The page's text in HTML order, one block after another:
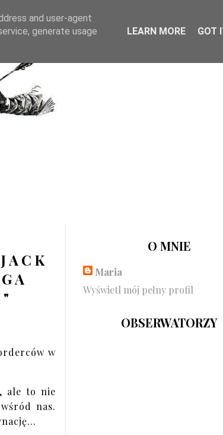
w
ale to nie
nas.
O MNIE
Maria
Wyświetl mój pełny profil
OBSERWATORZY
and user-agent
generate usage
LEARN MORE GOT